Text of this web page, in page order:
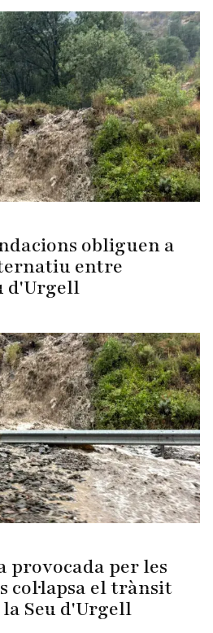
obliguen a
entre
d'Urgell
provocada per les
col·lapsa el trànsit
Seu d'Urgell